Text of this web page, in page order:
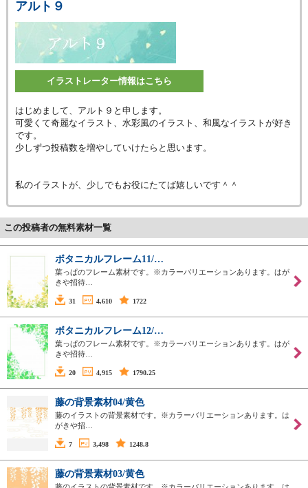
アルト９
イラストレーター情報はこちら
はじめまして、アルト９と申します。
可愛くて奇麗なイラスト、水彩風のイラスト、和風なイラストが好き
です。
少しずつ投稿数を増やしていけたらと思います。
私のイラストが、少しでもお役にたてば嬉しいです＾＾
この投稿者の無料素材一覧
ボタニカルフレーム11/…
葉っぱのフレーム素材です。※カラーバリエーションあります。はが
きや招待…
31 4,610 1722
ボタニカルフレーム12/…
葉っぱのフレーム素材です。※カラーバリエーションあります。はが
きや招待…
20 4,915 1790.25
藤の背景素材04/黄色
藤のイラストの背景素材です。※カラーバリエーションあります。は
がきや招…
7 3,498 1248.8
藤の背景素材03/黄色